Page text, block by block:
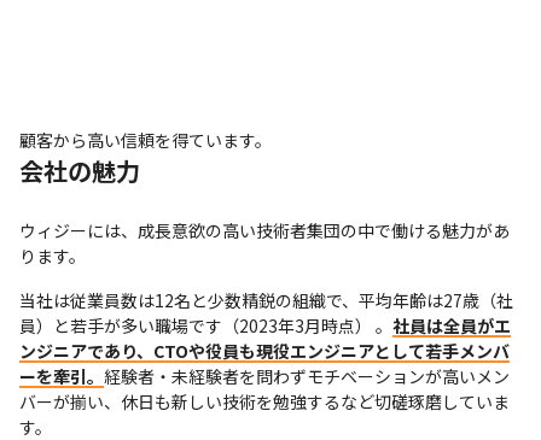
顧客から高い信頼を得ています。
会社の魅力
ウィジーには、成長意欲の高い技術者集団の中で働ける魅力があ
ります。
当社は従業員数は12名と少数精鋭の組織で、平均年齢は27歳（社
員）と若手が多い職場です（2023年3月時点） 。 社員は全員がエ
ンジニアであり、CTOや役員も現役エンジニアとして若手メンバ
ーを牽引。 経験者・未経験者を問わずモチベーションが高いメン
バーが揃い、休日も新しい技術を勉強するなど切磋琢磨していま
す。